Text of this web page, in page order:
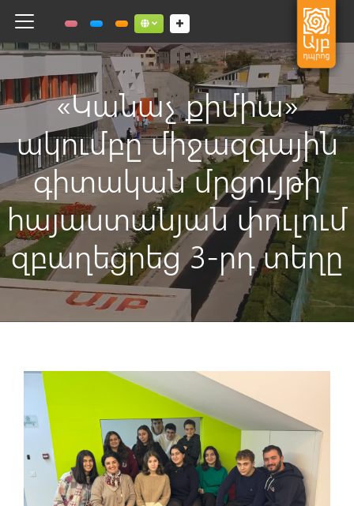
Toggle navigation Social links dropdown button
«Կանաչ քիմիա»
ակումբը միջազգային
գիտական մրցույթի
հայաստանյան փուլում
զբաղեցրեց 3-րդ տեղը